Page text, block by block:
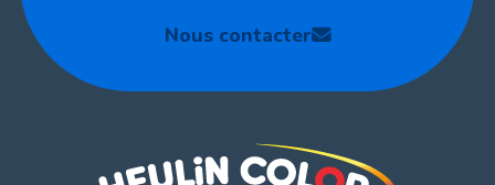
Nous contacter